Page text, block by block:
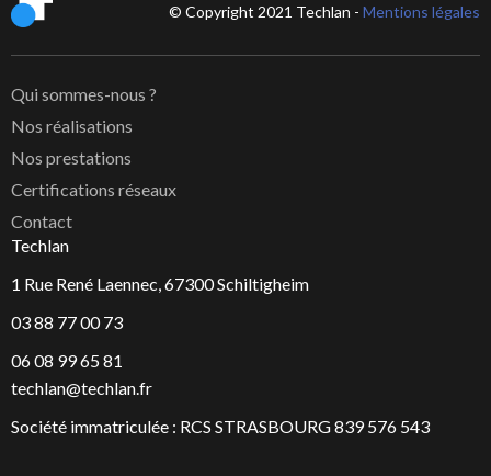
© Copyright 2021 Techlan - Mentions légales
Qui sommes-nous ?
Nos réalisations
Nos prestations
Certifications réseaux
Contact
Techlan
1 Rue René Laennec, 67300 Schiltigheim
03 88 77 00 73
06 08 99 65 81
techlan@techlan.fr
Société immatriculée : RCS STRASBOURG 839 576 543